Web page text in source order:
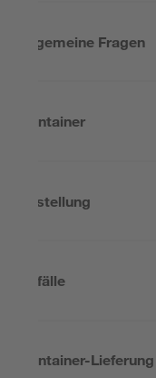
Allgemeine Fragen
Container
Bestellung
Abfälle
Container-Lieferung